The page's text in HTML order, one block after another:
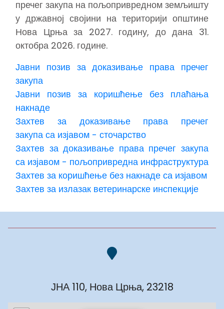
пречег закупа на пољопривредном земљишту
у државној својини на територији општине
Нова Црња за 2027. годину, до дана 31.
октобра 2026. године.
Јавни позив за доказивање права пречег
закупа
Јавни позив за коришћење без плаћања
накнаде
Захтев за доказивање права пречег
закупа са изјавом - сточарство
Захтев за доказивање права пречег закупа
са изјавом - пољопривредна инфраструктура
Захтев за коришћење без накнаде са изјавом
Захтев за излазак ветеринарске инспекције
ЈНА 110, Нова Црња, 23218